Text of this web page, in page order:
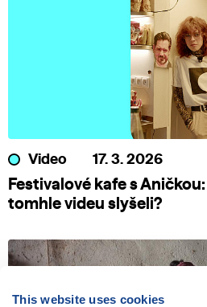
This website uses cookies
Video 17. 3. 2026
Festivalové kafe s
tomhle videu slyšeli?